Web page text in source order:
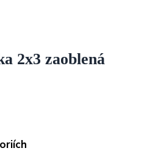
2x3 zaoblená